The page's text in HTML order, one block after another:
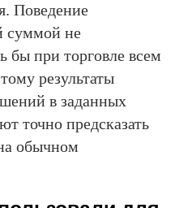
Поведение
суммой не
бы при торговле всем
результаты
в заданных
точно предсказать
обычном